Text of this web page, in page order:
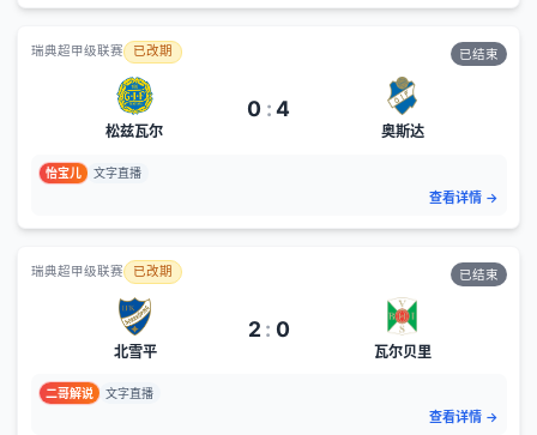
瑞典超甲级联赛 已改期 已结束
松兹瓦尔
0 :4
奥斯达
怡宝儿 文字直播
查看详情→
瑞典超甲级联赛 已改期 已结束
北雪平
2 : 0
瓦尔贝里
二哥解说 文字直播
查看详情→